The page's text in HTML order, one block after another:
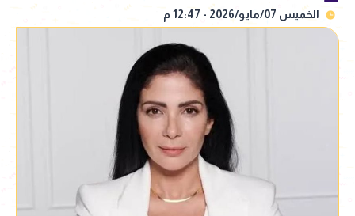
الخميس 07/مايو/2026 - 12:47 م